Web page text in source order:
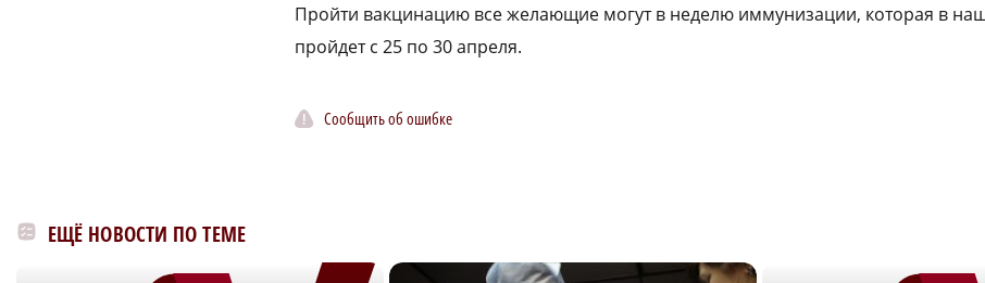
Пройти вакцинацию все желающие могут в неделю иммунизации, которая в
пройдет с 25 по 30 апреля.
Сообщить об ошибке
ЕЩЁ НОВОСТИ ПО ТЕМЕ